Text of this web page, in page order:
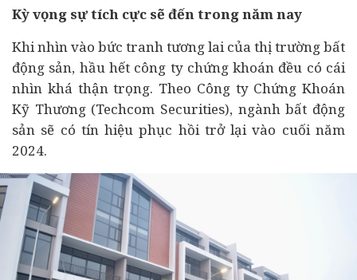
Kỳ vọng sự tích cực sẽ đến trong năm nay
Khi nhìn vào bức tranh tương lai của thị trường bất
động sản, hầu hết công ty chứng khoán đều có cái
nhìn khá thận trọng. Theo Công ty Chứng Khoán
Kỹ Thương (Techcom Securities), ngành bất động
sản sẽ có tín hiệu phục hồi trở lại vào cuối năm
2024.